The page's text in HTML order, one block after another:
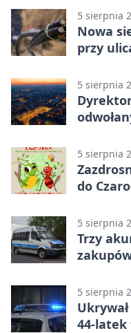
5 sierpnia
Nowa
przy
5 sierpnia
5 sierpnia
do
5 sierpnia
Trzy
5 sierpnia
44-latek